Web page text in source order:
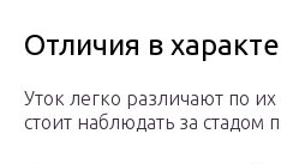
Отличия в
Уток легко различают по
стоит наблюдать за стадом